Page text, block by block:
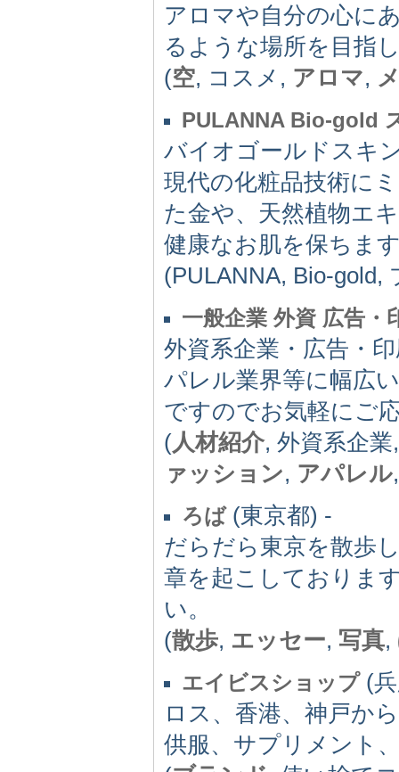
アロマや自分の心に
るような場所を目指
(空, コスメ, アロマ,
PULANNA Bio-gold
バイオゴールドスキ
現代の化粧品技術に
た金や、天然植物エ
健康なお肌を保ちま
(PULANNA, Bio-gold,
一般企業 外資 広告・
外資系企業・広告・
パレル業界等に幅広
ですのでお気軽にご
(人材紹介, 外資系企
ァッション, アパレル
ろば(東京都) -
だらだら東京を散歩
章を起こしておりま
い。
(散歩, エッセー, 写真,
エイビスショップ(兵
ロス、香港、神戸か
供服、サプリメント